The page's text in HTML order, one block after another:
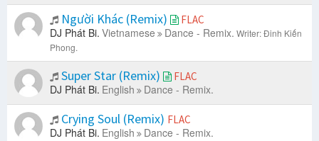
Người Khác (Remix) FLAC
DJ Phát Bi. Vietnamese Dance - Remix. Writer: Đinh Kiến
Phong.
Super Star (Remix) FLAC
DJ Phát Bi. English Dance - Remix.
Crying Soul (Remix) FLAC
DJ Phát Bi. English Dance - Remix.